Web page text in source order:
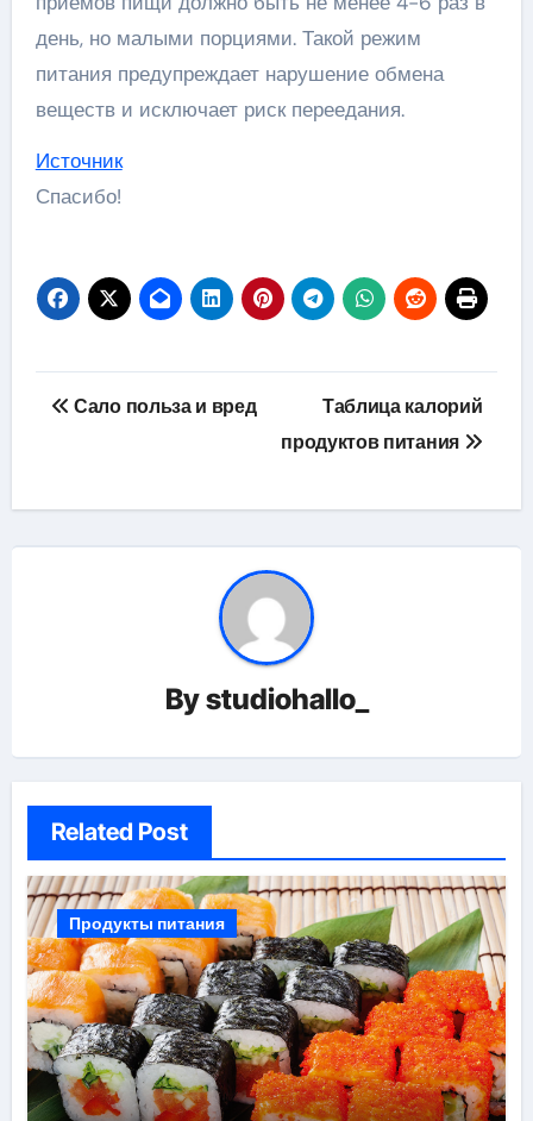
день, но малыми порциями. Такой режим
питания предупреждает нарушение обмена
веществ и исключает риск переедания.
Источник
Спасибо!
Навигация
Сало польза и вред
Таблица калорий
продуктов питания
Bystudiohallo_
Related Post
Продукты питания